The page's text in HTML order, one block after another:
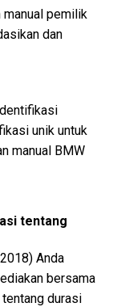
manual pemilik
dan
unik untuk
manual BMW
tentang
Anda
bersama
durasi